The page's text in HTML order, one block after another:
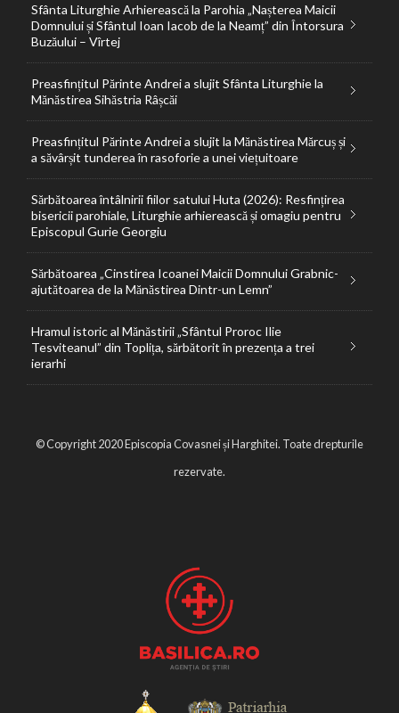
Sfânta Liturghie Arhierească la Parohia „Nașterea Maicii
Domnului și Sfântul Ioan Iacob de la Neamț” din Întorsura
Buzăului – Vîrtej
Preasfințitul Părinte Andrei a slujit Sfânta Liturghie la
Mănăstirea Sihăstria Râșcăi
Preasfințitul Părinte Andrei a slujit la Mănăstirea Mărcuș și
a săvârșit tunderea în rasoforie a unei viețuitoare
Sărbătoarea întâlnirii fiilor satului Huta (2026): Resfințirea
bisericii parohiale, Liturghie arhierească și omagiu pentru
Episcopul Gurie Georgiu
Sărbătoarea „Cinstirea Icoanei Maicii Domnului Grabnic-
ajutătoarea de la Mănăstirea Dintr-un Lemn”
Hramul istoric al Mănăstirii „Sfântul Proroc Ilie
Tesviteanul” din Toplița, sărbătorit în prezența a trei
ierarhi
© Copyright 2020 Episcopia Covasnei și Harghitei. Toate drepturile
rezervate.